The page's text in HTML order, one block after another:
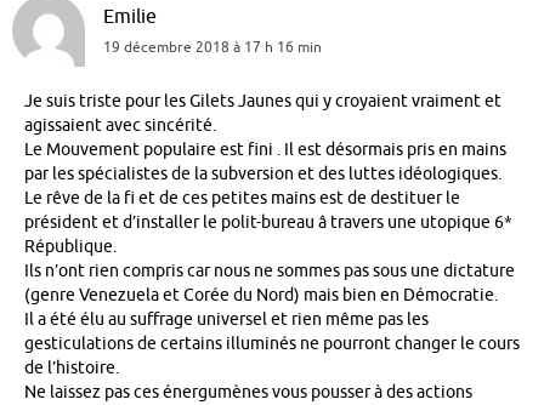
Emilie
19 décembre 2018 à 17 h 16 min
Je suis triste pour les Gilets Jaunes qui y croyaient vraiment et
agissaient avec sincérité.
Le Mouvement populaire est fini . Il est désormais pris en mains
par les spécialistes de la subversion et des luttes idéologiques.
Le rêve de la fi et de ces petites mains est de destituer le
président et d’installer le polit-bureau â travers une utopique 6*
République.
Ils n’ont rien compris car nous ne sommes pas sous une dictature
(genre Venezuela et Corée du Nord) mais bien en Démocratie.
Il a été élu au suffrage universel et rien même pas les
gesticulations de certains illuminés ne pourront changer le cours
de l’histoire.
Ne laissez pas ces énergumènes vous pousser à des actions